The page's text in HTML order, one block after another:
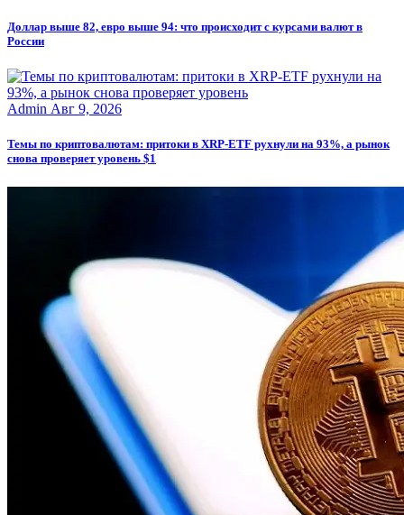
Доллар выше 82, евро выше 94: что происходит с курсами валют в
России
Admin Авг 9, 2026
Темы по криптовалютам: притоки в XRP-ETF рухнули на 93%, а рынок
снова проверяет уровень $1